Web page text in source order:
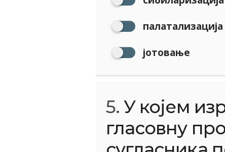
палатализација
јотовање
5. У којем
гласовну